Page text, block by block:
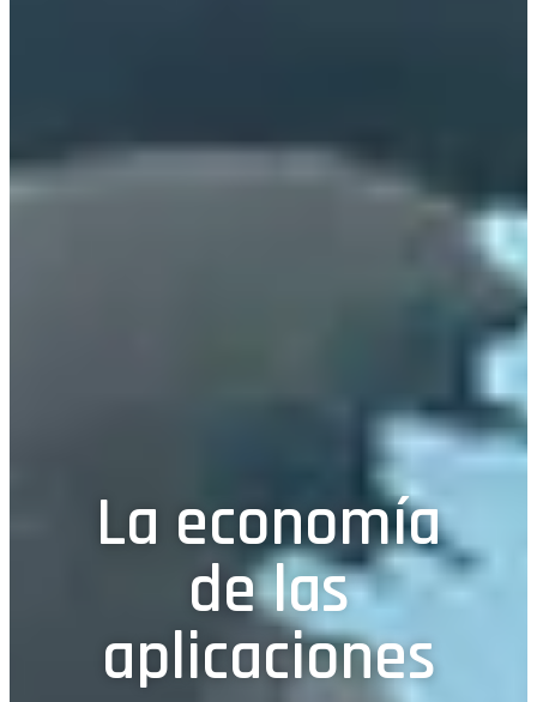
La economía
de las
aplicaciones